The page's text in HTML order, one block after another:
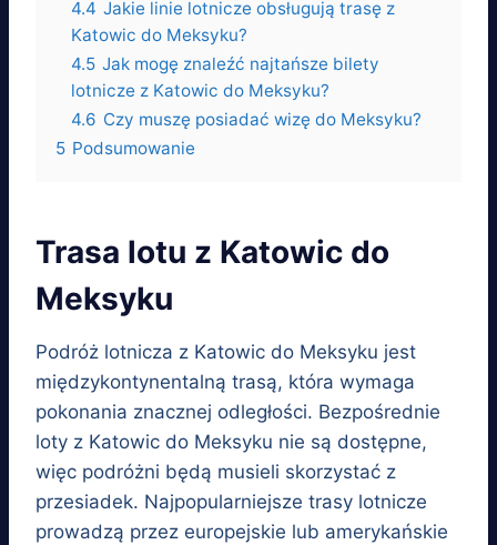
4.4 Jakie linie lotnicze obsługują trasę z
Katowic do Meksyku?
4.5 Jak mogę znaleźć najtańsze bilety
lotnicze z Katowic do Meksyku?
4.6 Czy muszę posiadać wizę do Meksyku?
5 Podsumowanie
Trasa lotu z Katowic do
Meksyku
Podróż lotnicza z Katowic do Meksyku jest
międzykontynentalną trasą, która wymaga
pokonania znacznej odległości. Bezpośrednie
loty z Katowic do Meksyku nie są dostępne,
więc podróżni będą musieli skorzystać z
przesiadek. Najpopularniejsze trasy lotnicze
prowadzą przez europejskie lub amerykańskie